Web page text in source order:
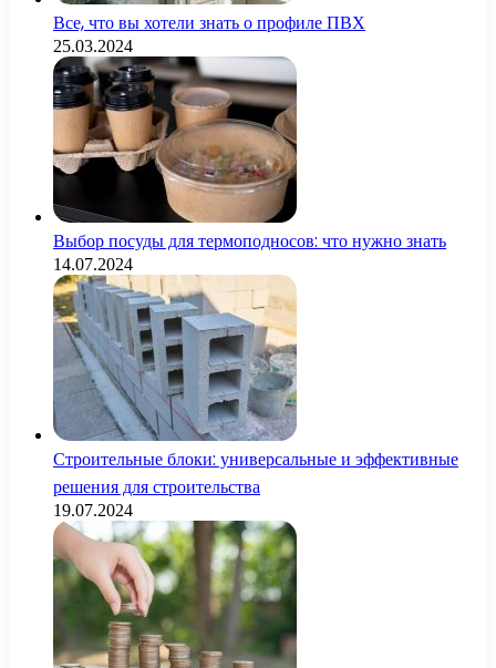
Все, что вы хотели знать о профиле ПВХ
25.03.2024
Выбор посуды для термоподносов: что нужно знать
14.07.2024
Строительные блоки: универсальные и эффективные
решения для строительства
19.07.2024